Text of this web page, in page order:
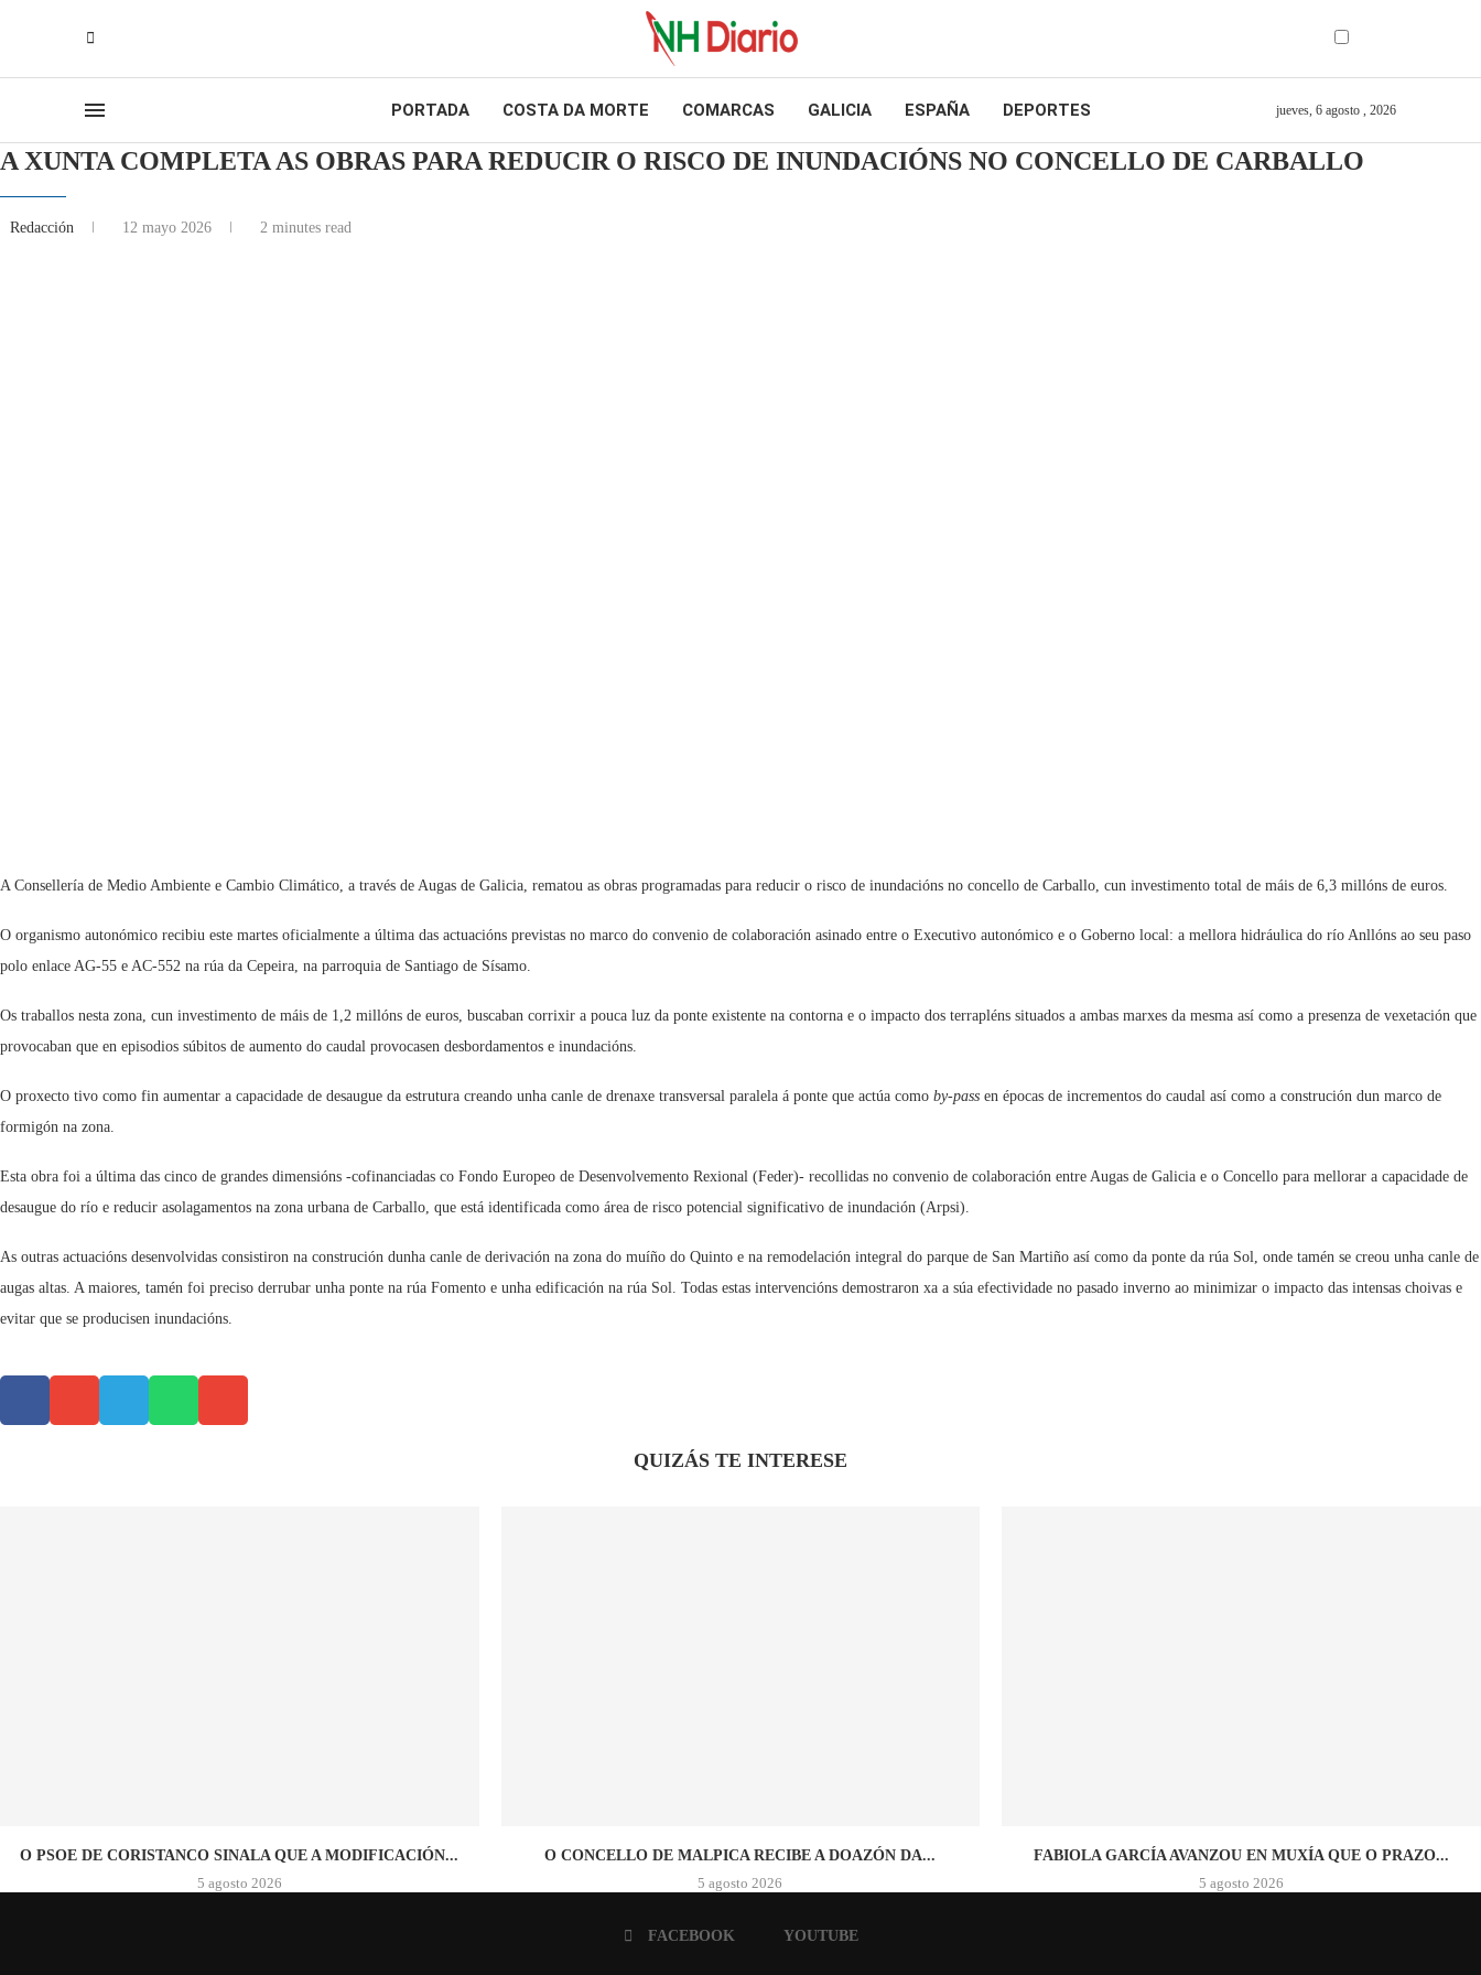
PORTADA COSTA DA MORTE COMARCAS GALICIA ESPAÑA DEPORTES jueves, 6 agosto , 2026
A XUNTA COMPLETA AS OBRAS PARA REDUCIR O RISCO DE INUNDACIÓNS NO CONCELLO DE CARBALLO
Redacción 12 mayo 2026 2 minutes read
A Consellería de Medio Ambiente e Cambio Climático, a través de Augas de Galicia, rematou as obras programadas para reducir o risco de inundacións no concello de Carballo, cun investimento total de máis de 6,3 millóns de euros.
O organismo autonómico recibiu este martes oficialmente a última das actuacións previstas no marco do convenio de colaboración asinado entre o Executivo autonómico e o Goberno local: a mellora hidráulica do río Anllóns ao seu paso
polo enlace AG-55 e AC-552 na rúa da Cepeira, na parroquia de Santiago de Sísamo.
Os traballos nesta zona, cun investimento de máis de 1,2 millóns de euros, buscaban corrixir a pouca luz da ponte existente na contorna e o impacto dos terrapléns situados a ambas marxes da mesma así como a presenza de vexetación que
provocaban que en episodios súbitos de aumento do caudal provocasen desbordamentos e inundacións.
O proxecto tivo como fin aumentar a capacidade de desaugue da estrutura creando unha canle de drenaxe transversal paralela á ponte que actúa como by-pass en épocas de incrementos do caudal así como a construción dun marco de
formigón na zona.
Esta obra foi a última das cinco de grandes dimensións -cofinanciadas co Fondo Europeo de Desenvolvemento Rexional (Feder)- recollidas no convenio de colaboración entre Augas de Galicia e o Concello para mellorar a capacidade de
desaugue do río e reducir asolagamentos na zona urbana de Carballo, que está identificada como área de risco potencial significativo de inundación (Arpsi).
As outras actuacións desenvolvidas consistiron na construción dunha canle de derivación na zona do muíño do Quinto e na remodelación integral do parque de San Martiño así como da ponte da rúa Sol, onde tamén se creou unha canle de
augas altas. A maiores, tamén foi preciso derrubar unha ponte na rúa Fomento e unha edificación na rúa Sol. Todas estas intervencións demostraron xa a súa efectividade no pasado inverno ao minimizar o impacto das intensas choivas e
evitar que se producisen inundacións.
QUIZÁS TE INTERESE
O PSOE DE CORISTANCO SINALA QUE A MODIFICACIÓN...
5 agosto 2026
O CONCELLO DE MALPICA RECIBE A DOAZÓN DA...
5 agosto 2026
FABIOLA GARCÍA AVANZOU EN MUXÍA QUE O PRAZO...
5 agosto 2026
FACEBOOK YOUTUBE